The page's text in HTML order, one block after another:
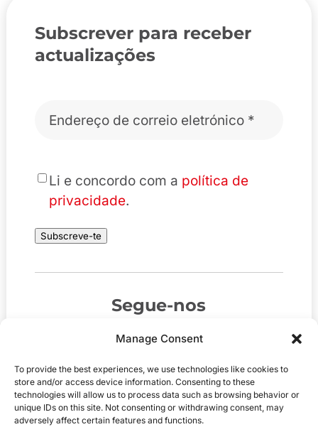
Manage Consent
To provide the best experiences, we use technologies like cookies to
store and/or access device information. Consenting to these
technologies will allow us to process data such as browsing behavior or
unique IDs on this site. Not consenting or withdrawing consent, may
adversely affect certain features and functions.
Subscrever para receber
actualizações
eletrónico*
* Li e concordo com a política de
privacidade.
Subscreve-te
Segue-nos